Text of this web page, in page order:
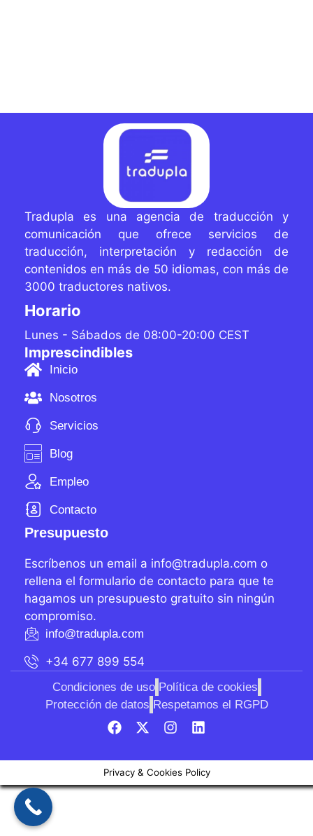
Tradupla es una agencia de traducción y
comunicación que ofrece servicios de
traducción, interpretación y redacción de
contenidos en más de 50 idiomas, con más de
3000 traductores nativos.
Horario
Lunes - Sábados de 08:00-20:00 CEST
Imprescindibles
Inicio
Nosotros
Servicios
Blog
Empleo
Contacto
Presupuesto
Escríbenos un email a info@tradupla.com o
rellena el formulario de contacto para que te
hagamos un presupuesto gratuito sin ningún
compromiso.
info@tradupla.com
+34 677 899 554
Condiciones de uso Política de cookies
Protección de datos Respetamos el RGPD
Privacy & Cookies Policy